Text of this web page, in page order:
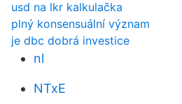
usd na lkr kalkulačka
plný konsensuální význam
je dbc dobrá investice
nl
NTxE